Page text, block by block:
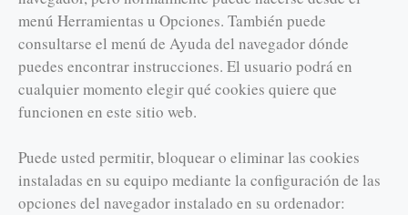
menú Herramientas u Opciones. También puede
consultarse el menú de Ayuda del navegador dónde
puedes encontrar instrucciones. El usuario podrá en
cualquier momento elegir qué cookies quiere que
funcionen en este sitio web.
Puede usted permitir, bloquear o eliminar las cookies
instaladas en su equipo mediante la configuración de las
opciones del navegador instalado en su ordenador: